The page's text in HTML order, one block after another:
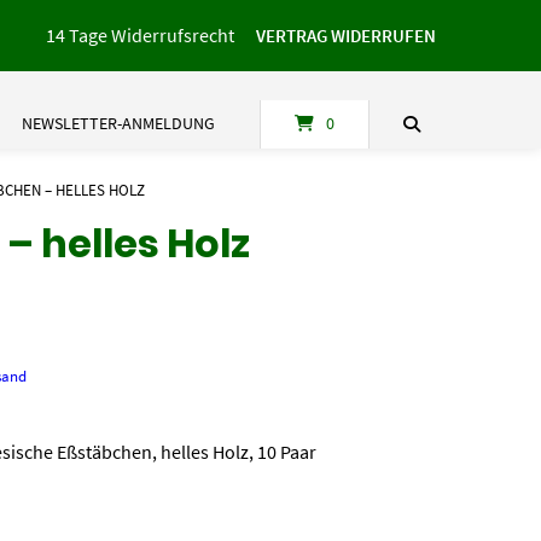
14 Tage Widerrufsrecht VERTRAG WIDERRUFEN
NEWSLETTER-ANMELDUNG 0
– HELLES HOLZ
helles Holz
Eßstäbchen, helles Holz, 10 Paar